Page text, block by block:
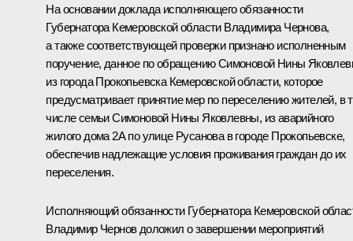
На основании доклада исполняющего обязанности
Губернатора Кемеровской области Владимира Чернова,
а также соответствующей проверки признано исполненным
поручение, данное по обращению Симоновой Нины
из города Прокопьевска Кемеровской области, которое
предусматривает принятие мер по переселению жителей, в
числе семьи Симоновой Нины Яковлевны, из аварийного
жилого дома 2А по улице Русанова в городе Прокопьевске,
обеспечив надлежащие условия проживания граждан до их
переселения.
Исполняющий обязанности Губернатора Кемеровской
Владимир Чернов доложил о завершении мероприятий